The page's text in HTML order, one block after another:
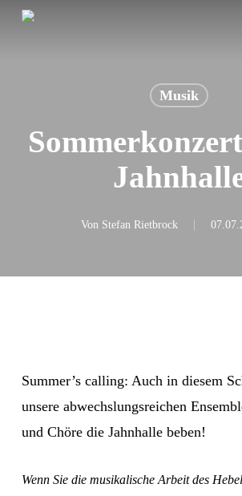
Skip
Musik
Von Stefan Rietbrock
Summer’s calling: Auch in diesem
unsere abwechslungsreichen
und Chöre die Jahnhalle beben!
Wenn Sie die musikalische Arbeit des